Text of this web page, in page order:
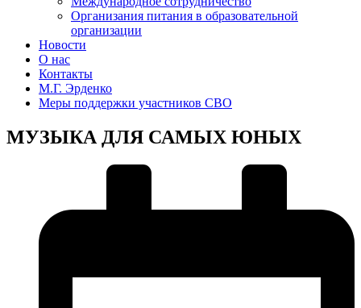
Организания питания в образовательной
организации
Новости
О нас
Контакты
М.Г. Эрденко
Меры поддержки участников СВО
МУЗЫКА ДЛЯ САМЫХ ЮНЫХ